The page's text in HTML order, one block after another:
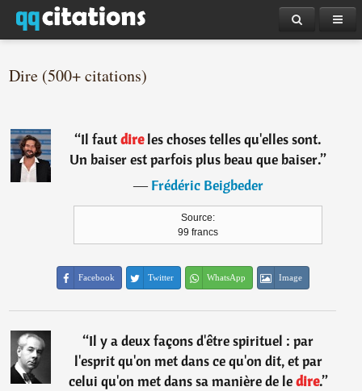
Dire (500+ citations)
“Il fautdireles choses telles qu'elles sont.
Un baiser est parfois plus beau que baiser.”
―Frédéric Beigbeder
Source:
99 francs
Facebook Twitter WhatsApp Image
“Il y a deux façons d'être spirituel : par
l'esprit qu'on met dans ce qu'on dit, et par
celui qu'on met dans sa manière de ledire.”